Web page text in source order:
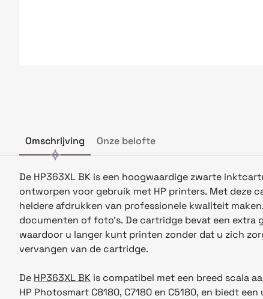
Omschrijving Onze belofte
De HP363XL BK is een hoogwaardige zwarte
ontworpen voor gebruik met HP printers. Met deze
heldere afdrukken van professionele kwaliteit
documenten of foto's. De cartridge bevat een extra
waardoor u langer kunt printen zonder dat u zich
vervangen van de cartridge.
De HP363XL BK is compatibel met een breed scala
HP Photosmart C8180, C7180 en C5180, en biedt